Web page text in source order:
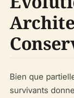
Bien que
survivants